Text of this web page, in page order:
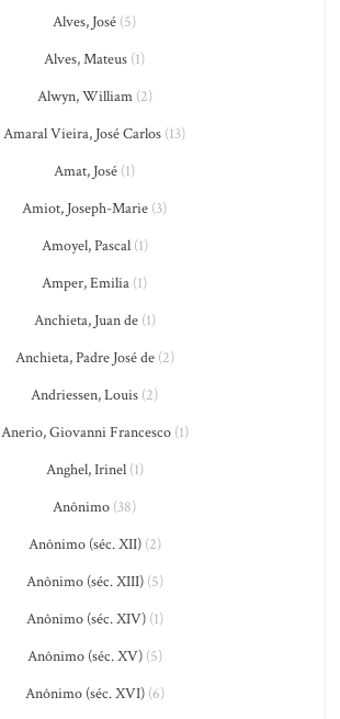
Alves, José (5)
Alves, Mateus (1)
Alwyn, William(2)
Amaral Vieira, José Carlos (13)
Amat, José (1)
Amiot, Joseph-Marie (3)
Amoyel, Pascal(1)
Amper, Emilia (1)
Anchieta, Juan de(1)
Anchieta, Padre José de(2)
Andriessen, Louis (2)
Anerio, Giovanni Francesco(1)
Anghel, Irinel(1)
Anônimo (38)
Anônimo (séc. XII)(2)
Anônimo (séc. XIII)(5)
Anônimo (séc. XIV)(1)
Anônimo (séc. XV)(5)
Anônimo (séc. XVI)(6)